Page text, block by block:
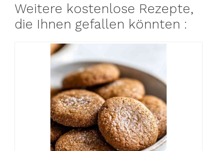
Weitere kostenlose Rezepte,
die Ihnen gefallen könnten :